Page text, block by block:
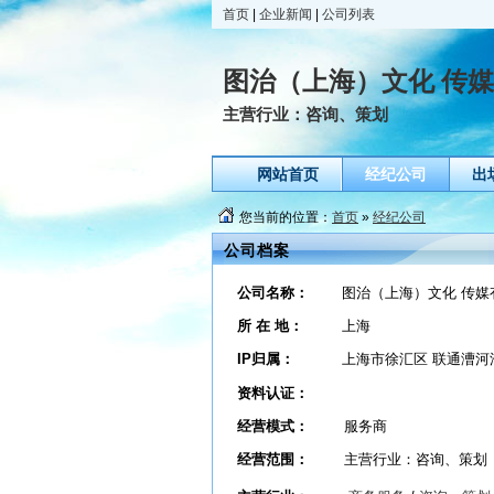
首页 企业新闻 公司列表
图治（上海）文化 传
主营行业：咨询、策划
网站首页 经纪公司 出
您当前的位置：首页 »经纪公司
公司档案
公司名称： 图治（上海）文化 传媒
所 在 地：
上海
IP归属：
上海市徐汇区 联通漕河
资料认证：
经营模式：
服务商
经营范围：
主营行业：咨询、策划